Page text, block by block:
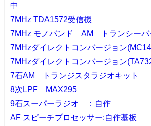
中
7MHz TDA1572受信機
7MHz モノバンド AM トランシーバ
7MHzダイレクトコンバージョン
7MHzダイレクトコンバージョン
7石AM トランジスタラジオキット
8次LPF MAX295
9石スーパーラジオ ：自作
AF スピーチプロセッサー:自作基板